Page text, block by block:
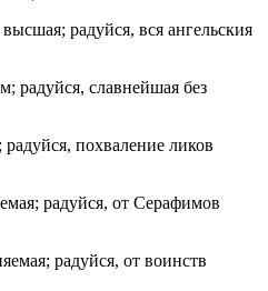
радуйся, вся ангельския
радуйся, славнейшая без
похваление ликов
радуйся, от Серафимов
радуйся, от воинств